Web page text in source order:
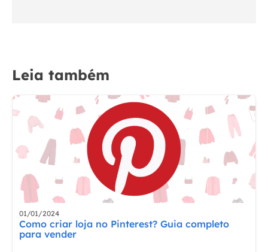
Leia também
01/01/2024
Como criar loja no Pinterest? Guia completo
para vender